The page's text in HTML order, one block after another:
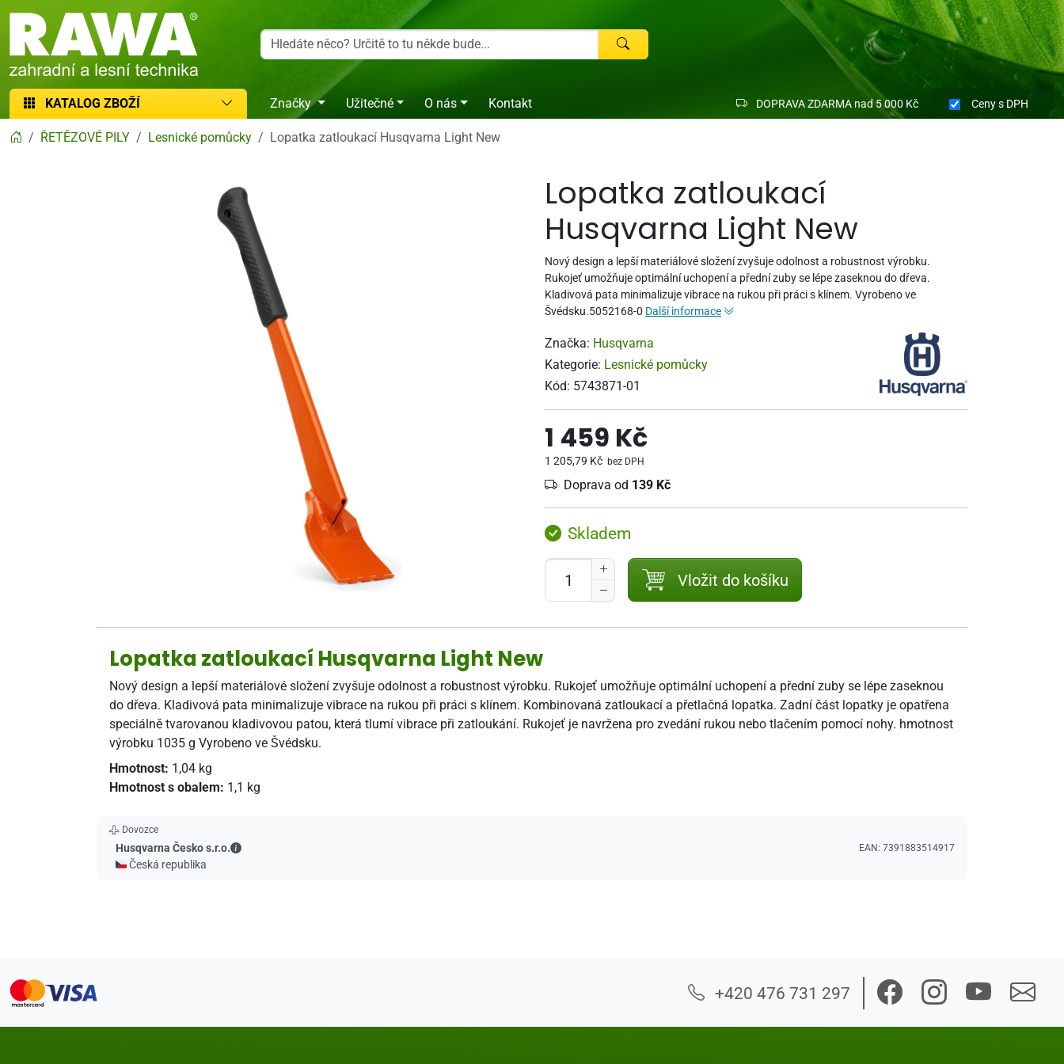
RAWA zahradní a lesní technika
KATALOG ZBOŽÍ Značky Užitečné O nás Kontakt DOPRAVA ZDARMA nad 5 000 Kč Cenys DPH
ŘETĚZOVÉ PILY Lesnické pomůcky Lopatka zatloukací Husqvarna Light New
Lopatka zatloukací
Husqvarna Light New
Nový design a lepší materiálové složení zvyšuje odolnost a robustnost výrobku.
Rukojeť umožňuje optimální uchopení a přední zuby se lépe zaseknou do dřeva.
Kladivová pata minimalizuje vibrace na rukou při práci s klínem. Vyrobeno ve
Švédsku.5052168-0 Další informace
Značka: Husqvarna
Kategorie: Lesnické pomůcky
Kód: 5743871-01
1 459 Kč
1 205,79 Kč bez DPH
Doprava od 139 Kč
Skladem
Vložit do košíku
Lopatka zatloukací Husqvarna Light New
Nový design a lepší materiálové složení zvyšuje odolnost a robustnost výrobku. Rukojeť umožňuje optimální uchopení a přední zuby se lépe zaseknou
do dřeva. Kladivová pata minimalizuje vibrace na rukou při práci s klínem. Kombinovaná zatloukací a přetlačná lopatka. Zadní část lopatky je opatřena
speciálně tvarovanou kladivovou patou, která tlumí vibrace při zatloukání. Rukojeť je navržena pro zvedání rukou nebo tlačením pomocí nohy. hmotnost
výrobku 1035 g Vyrobeno ve Švédsku.
Hmotnost: 1,04 kg
Hmotnost s obalem: 1,1 kg
Dovozce
Husqvarna Česko s.r.o.
Husqvarna Česko s.r.o. - Kontaktní údaje
🇨🇿 Česká republika
EAN: 7391883514917
+420 476 731 297